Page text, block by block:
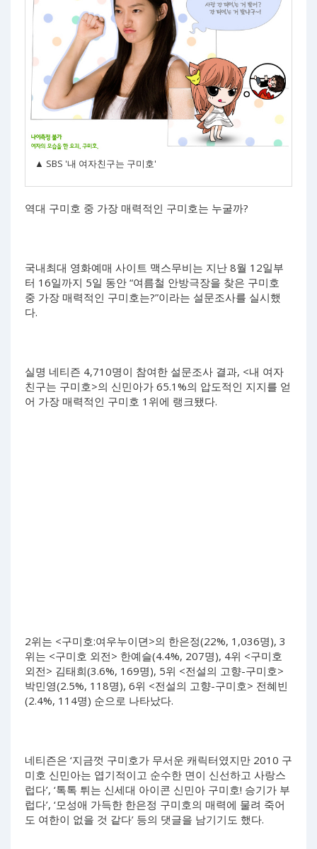
▲ SBS '내 여자친구는 구미호'
역대 구미호 중 가장 매력적인 구미호는 누굴까?
국내최대 영화예매 사이트 맥스무비는 지난 8월 12일부
터 16일까지 5일 동안 “여름철 안방극장을 찾은 구미호
중 가장 매력적인 구미호는?”이라는 설문조사를 실시했
다.
실명 네티즌 4,710명이 참여한 설문조사 결과, <내 여자
친구는 구미호>의 신민아가 65.1%의 압도적인 지지를 얻
어 가장 매력적인 구미호 1위에 랭크됐다.
2위는 <구미호:여우누이뎐>의 한은정(22%, 1,036명), 3
위는 <구미호 외전> 한예슬(4.4%, 207명), 4위 <구미호
외전> 김태희(3.6%, 169명), 5위 <전설의 고향-구미호>
박민영(2.5%, 118명), 6위 <전설의 고향-구미호> 전혜빈
(2.4%, 114명) 순으로 나타났다.
네티즌은 ‘지금껏 구미호가 무서운 캐릭터였지만 2010 구
미호 신민아는 엽기적이고 순수한 면이 신선하고 사랑스
럽다’, ‘톡톡 튀는 신세대 아이콘 신민아 구미호! 승기가 부
럽다’, ‘모성애 가득한 한은정 구미호의 매력에 물려 죽어
도 여한이 없을 것 같다’ 등의 댓글을 남기기도 했다.